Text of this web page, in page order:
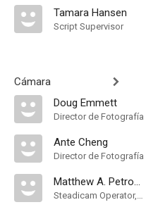
Tamara Hansen
Script Supervisor
Cámara
Doug Emmett
Director de Fotografía
Ante Cheng
Director de Fotografía
Matthew A. Petrosky
Steadicam Operator, "A" Camera Operator